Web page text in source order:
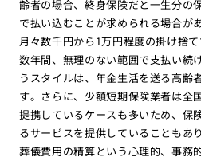
齢者の場合、終身保険だと一生分の
で払い込むことが求められる場合が
月々数千円から1万円程度の掛け捨
数年間、無理のない範囲で支払い続
うスタイルは、年金生活を送る高齢
す。さらに、少額短期保険業者は全
提携しているケースも多いため、保
るサービスを提供していることもあ
葬儀費用の精算という心理的、事務